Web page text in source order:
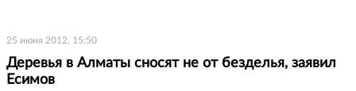
25 июня 2012, 15:50
Деревья в Алматы сносят не от безделья, заявил
Есимов